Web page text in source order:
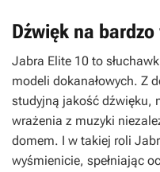
Dźwięk na
Jabra Elite 10 to
modeli dokanałowych. Z
studyjną jakość dźwięku,
wrażenia z muzyki
domem. I w takiej roli
wyśmienicie, spełniając